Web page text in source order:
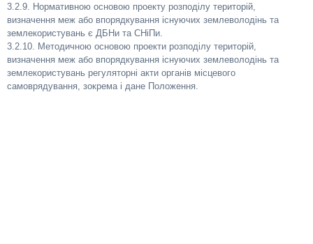
3.2.9. Нормативною основою проекту розподілу територій,
визначення меж або впорядкування існуючих землеволодінь та
землекористувань є ДБНи та СНіПи.
3.2.10. Методичною основою проекти розподілу територій,
визначення меж або впорядкування існуючих землеволодінь та
землекористувань регуляторні акти органів місцевого
самоврядування, зокрема і дане Положення.